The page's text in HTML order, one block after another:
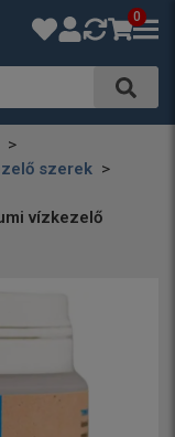
0
szerek
vízkezelő